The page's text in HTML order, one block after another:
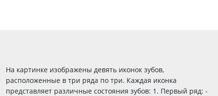
На картинке изображены девять иконок зубов,
расположенные в три ряда по три. Каждая иконка
представляет различные состояния зубов: 1. Первый ряд: -